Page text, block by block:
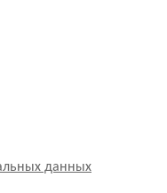
данных